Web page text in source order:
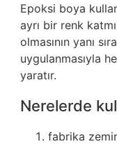
Epoksi boya
ayrı bir renk
olmasının yanı
uygulanmasıyla
yaratır.
Nerelerde
fabrika